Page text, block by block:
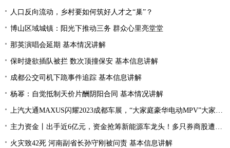
人口反向流动，乡村要如何筑好人才之“巢”？
博山区域城镇：阳光下推动三务 群众心里亮堂堂
那英演唱会延期 基本情况讲解
保时捷欲插队被拦 数次顶撞保安 基本信息讲解
成都公交司机下跪事件追踪 基本信息讲解
杨幂：自觉抵制天价片酬阴阳合同 基本情况讲解
上汽大通MAXUS闪耀2023成都车展，“大家庭豪华电动MPV”大家7全球首秀亮相
主力资金丨出手近6亿元，资金抢筹新能源车龙头！多只券商股遭资金抛弃
火灾致42死 河南副省长孙守刚被问责 基本信息讲解